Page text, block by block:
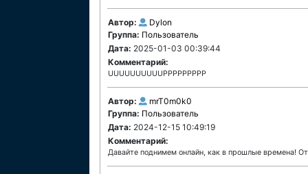
Автор:
Dylon
Группа: Пользователь
Дата: 2025-01-03 00:39:44
Комментарий:
UUUUUUUUUUPPPPPPPPP
Автор:
mrT0m0k0
Группа: Пользователь
Дата: 2024-12-15 10:49:19
Комментарий:
Давайте поднимем онлайн, как в прошлые времена!